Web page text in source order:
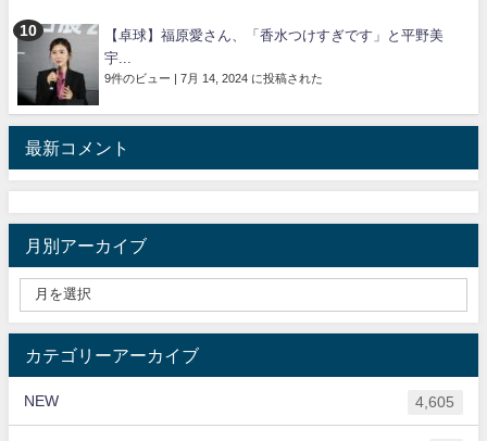
【卓球】福原愛さん、「香水つけすぎです」と平野美
宇...
9件のビュー | 7月 14, 2024 に投稿された
最新コメント
月別アーカイブ
カテゴリーアーカイブ
NEW 4,605